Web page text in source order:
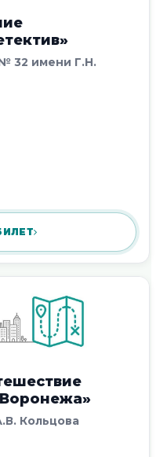
32 имени Г.Н.
Кольцова